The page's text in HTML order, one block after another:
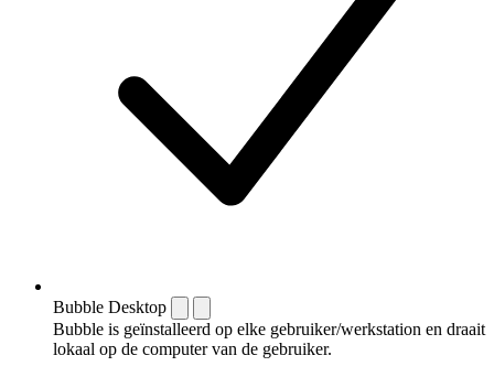
Bubble Desktop
Bubble is geïnstalleerd op elke gebruiker/werkstation en draait
lokaal op de computer van de gebruiker.